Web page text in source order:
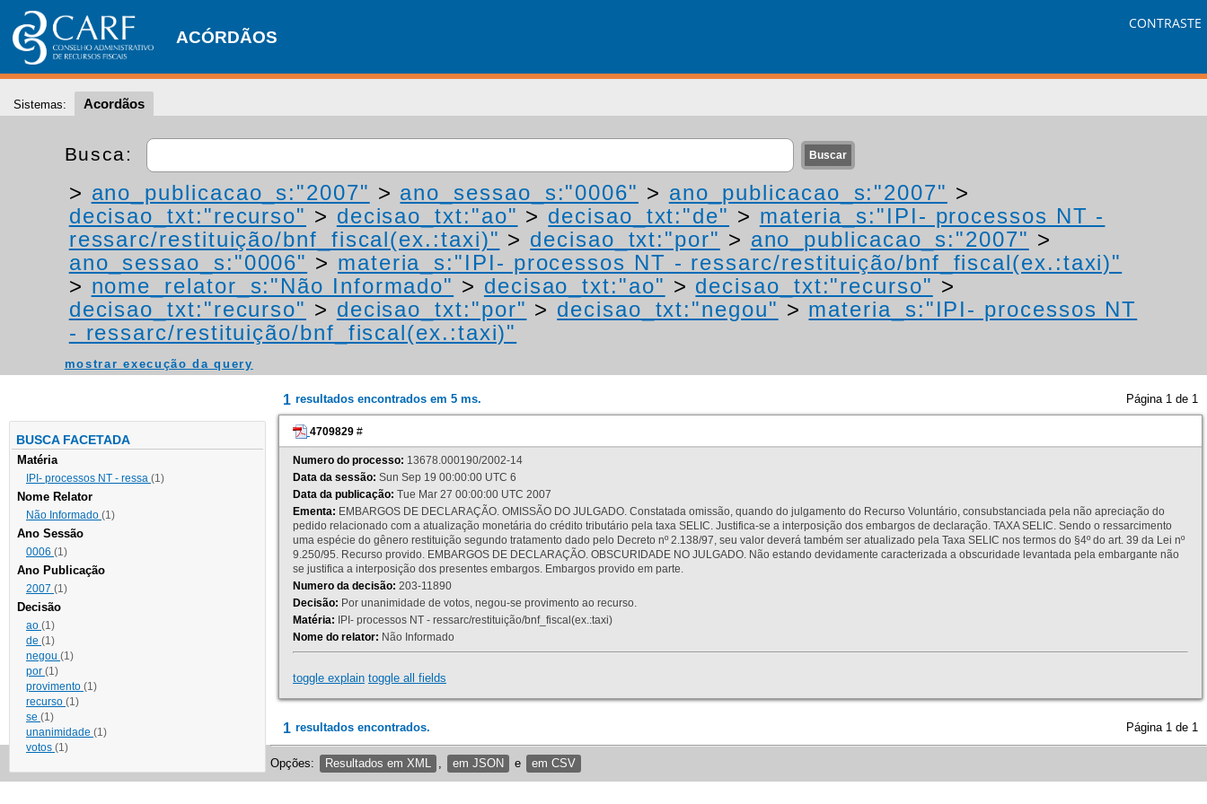
ACÓRDÃOS
CONTRASTE
Sistemas: Acordãos
Busca:
> ano_publicacao_s:"2007" > ano_sessao_s:"0006" > ano_publicacao_s:"2007" >
decisao_txt:"recurso" > decisao_txt:"ao" > decisao_txt:"de" > materia_s:"IPI- processos NT -
ressarc/restituição/bnf_fiscal(ex.:taxi)" > decisao_txt:"por" > ano_publicacao_s:"2007" >
ano_sessao_s:"0006" > materia_s:"IPI- processos NT - ressarc/restituição/bnf_fiscal(ex.:taxi)"
> nome_relator_s:"Não Informado" > decisao_txt:"ao" > decisao_txt:"recurso" >
decisao_txt:"recurso" > decisao_txt:"por" > decisao_txt:"negou" > materia_s:"IPI- processos NT
- ressarc/restituição/bnf_fiscal(ex.:taxi)"
mostrar execução da query
BUSCA FACETADA
Matéria
IPI- processos NT - ressa (1)
Nome Relator
Não Informado (1)
Ano Sessão
0006 (1)
Ano Publicação
2007 (1)
Decisão
ao (1)
de (1)
negou (1)
por (1)
provimento (1)
recurso (1)
se (1)
unanimidade (1)
votos (1)
1 resultados encontrados em 5 ms. Página 1 de 1
4709829 #
Numero do processo: 13678.000190/2002-14
Data da sessão: Sun Sep 19 00:00:00 UTC 6
Data da publicação: Tue Mar 27 00:00:00 UTC 2007
Ementa: EMBARGOS DE DECLARAÇÃO. OMISSÃO DO JULGADO. Constatada omissão, quando do julgamento do Recurso Voluntário, consubstanciada pela não apreciação do
pedido relacionado com a atualização monetária do crédito tributário pela taxa SELIC. Justifica-se a interposição dos embargos de declaração. TAXA SELIC. Sendo o ressarcimento
uma espécie do gênero restituição segundo tratamento dado pelo Decreto nº 2.138/97, seu valor deverá também ser atualizado pela Taxa SELIC nos termos do §4º do art. 39 da Lei nº
9.250/95. Recurso provido. EMBARGOS DE DECLARAÇÃO. OBSCURIDADE NO JULGADO. Não estando devidamente caracterizada a obscuridade levantada pela embargante não
se justifica a interposição dos presentes embargos. Embargos provido em parte.
Numero da decisão: 203-11890
Decisão: Por unanimidade de votos, negou-se provimento ao recurso.
Matéria: IPI- processos NT - ressarc/restituição/bnf_fiscal(ex.:taxi)
Nome do relator: Não Informado
toggle explain toggle all fields
1 resultados encontrados. Página 1 de 1
Opções: Resultados em XML em JSON e em CSV